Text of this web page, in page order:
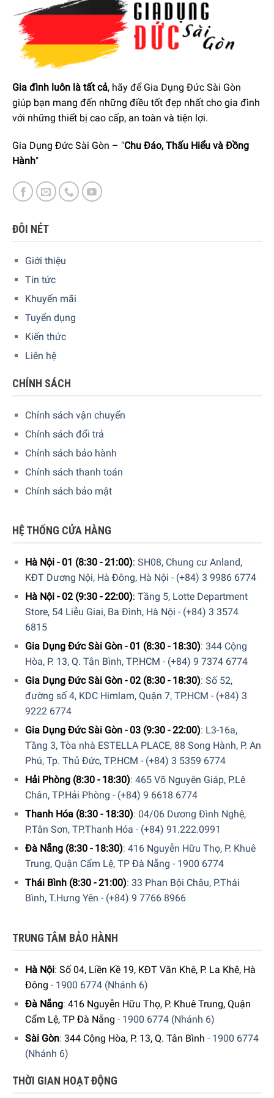
mọi cài đặt trên lò chỉ bằng một ngón tay. Bạn được hỗ trợ
bởi màn hình TFT với văn bản thuần túy và các nút có thể
chọn trực tiếp. Vì vậy, bạn luôn có một cái nhìn tổng quan
hoàn hảo và dễ dàng kiểm soát các chức năng của lò hấp.
Bosch HSG636BS1 mang lại kết quả hoàn hảo
Lò Nướng Kèm Hấp Bosch HSG636BS1 Series 8 có chức
năng cài đặt tự động Bosch Assist, đảm bảo mang lại kết
quả hoàn hảo như mong muốn của bạn. Đơn giản chỉ cần
chọn món bạn muốn trong phần điều khiển – sau đó lò
nướng của bạn sẽ tự động đặt kiểu gia nhiệt, nhiệt độ và
thời gian lý tưởng. Tất cả chỉ bằng một nút nhấn.
Công nghệ hấp giúp giữ trọn vẹn vitamin trong
thực phẩm
Các loại thực phẩm: rau, củ, quả, cá, thịt khi hấp sẽ luôn
giữ được độ tươi ngon. Khi hấp dưới hơi nước nóng, không
những vitamin và khoáng chất được bảo toàn mà còn giữ
được trọn vẹn hương vị tự nhiên. Vì vậy, bạn có thể nêm gia
vị một cách tiết kiệm, giảm thiểu việc sử dụng ít muối hơn
đáng kể khi nấu ăn. Tạo nên những món ăn giàu chất dinh
dưỡng, thân thiện với sức khỏe cho các thành viên trong
gia đình bạn.
ngon tuyệt với mà còn rất tốt cho sức khỏe. Hương vị,
vitamin và khoáng chất được giữ lại. Điều đặc biệt với Lò
Nướng Kèm Hấp Bosch HSG636BS1 Series 8 là bạn có thể
nấu với 3 khay cùng lúc mà không bị trộn lẫn mùi.
Gia đình luôn là tất cả, hãy để Gia Dụng Đức Sài Gòn
giúp bạn mang đến những điều tốt đẹp nhất cho gia đình
với những thiết bị cao cấp, an toàn và tiện lợi.
Gia Dụng Đức Sài Gòn – "Chu Đáo, Thấu Hiểu và Đồng
Hành"
ĐÔI NÉT
Giới thiệu
Tin tức
Khuyến mãi
Tuyển dụng
Kiến thức
Liên hệ
CHÍNH SÁCH
Chính sách vận chuyển
Chính sách đổi trả
Chính sách bảo hành
Chính sách thanh toán
Chính sách bảo mật
HỆ THỐNG CỬA HÀNG
Hà Nội - 01 (8:30 - 21:00): SH08, Chung cư Anland,
KĐT Dương Nội, Hà Đông, Hà Nội - (+84) 3 9986 6774
Hà Nội - 02 (9:30 - 22:00): Tầng 5, Lotte Department
Store, 54 Liễu Giai, Ba Đình, Hà Nội - (+84) 3 3574
6815
Gia Dụng Đức Sài Gòn - 01 (8:30 - 18:30): 344 Cộng
Hòa, P. 13, Q. Tân Bình, TP.HCM - (+84) 9 7374 6774
Gia Dụng Đức Sài Gòn - 02 (8:30 - 18:30): Số 52,
đường số 4, KDC Himlam, Quận 7, TP.HCM - (+84) 3
9222 6774
Gia Dụng Đức Sài Gòn - 03 (9:30 - 22:00): L3-16a,
Tầng 3, Tòa nhà ESTELLA PLACE, 88 Song Hành, P. An
Phú, Tp. Thủ Đức, TP.HCM - (+84) 3 5359 6774
Hải Phòng (8:30 - 18:30): 465 Võ Nguyên Giáp, P.Lê
Chân, TP.Hải Phòng - (+84) 9 6618 6774
Thanh Hóa (8:30 - 18:30): 04/06 Dương Đình Nghệ,
P.Tân Sơn, TP.Thanh Hóa - (+84) 91.222.0991
Đà Nẵng (8:30 - 18:30): 416 Nguyễn Hữu Thọ, P. Khuê
Trung, Quận Cẩm Lệ, TP Đà Nẵng - 1900 6774
Thái Bình (8:30 - 21:00): 33 Phan Bội Châu, P.Thái
Bình, T.Hưng Yên - (+84) 9 7766 8966
TRUNG TÂM BẢO HÀNH
Hà Nội: Số 04, Liền Kề 19, KĐT Văn Khê, P. La Khê, Hà
Đông - 1900 6774 (Nhánh 6)
Đà Nẵng: 416 Nguyễn Hữu Thọ, P. Khuê Trung, Quận
Cẩm Lệ, TP Đà Nẵng - 1900 6774 (Nhánh 6)
Sài Gòn: 344 Cộng Hòa, P. 13, Q. Tân Bình - 1900 6774
(Nhánh 6)
THỜI GIAN HOẠT ĐỘNG